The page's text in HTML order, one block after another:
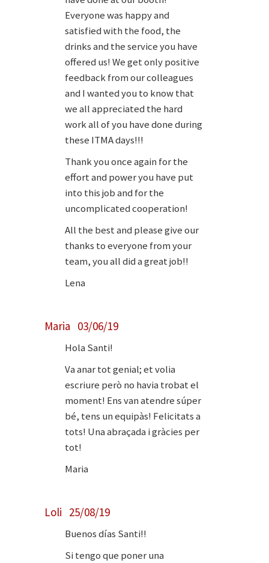
Everyone was happy and
satisfied with the food, the
drinks and the service you have
offered us! We get only positive
feedback from our colleagues
and I wanted you to know that
we all appreciated the hard
work all of you have done during
these ITMA days!!!
Thank you once again for the
effort and power you have put
into this job and for the
uncomplicated cooperation!
All the best and please give our
thanks to everyone from your
team, you all did a great job!!
Lena
Maria 03/06/19
Hola Santi!
Va anar tot genial; et volia
escriure però no havia trobat el
moment! Ens van atendre súper
bé, tens un equipàs! Felicitats a
tots! Una abraçada i gràcies per
tot!
Maria
Loli 25/08/19
Buenos días Santi!!
Si tengo que poner una